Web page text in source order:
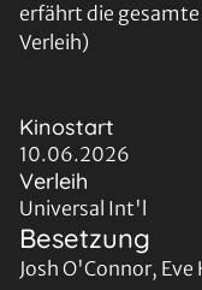
erfährt die
Verleih)
Kinostart
10.06.2026
Verleih
Universal Int'l
Besetzung
Josh O'Connor,